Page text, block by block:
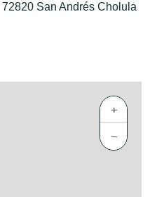
San Andrés Cholula
+
−